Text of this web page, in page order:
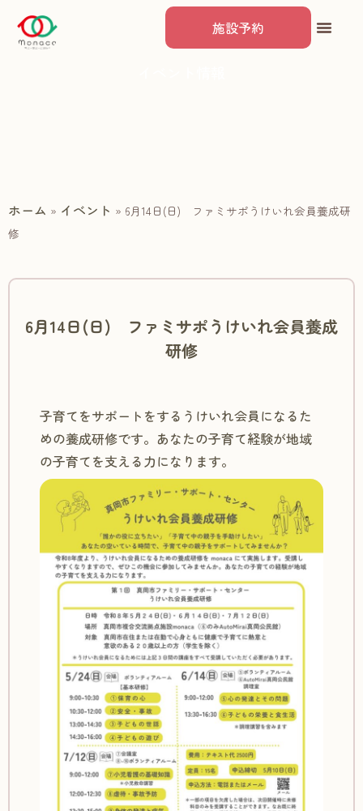
施設予約
ホーム » イベント » 6月14日(日) ファミサポうけいれ会員養成研
修
6月14日(日) ファミサポうけいれ会員養成
研修
子育てをサポートをするうけいれ会員になるた
めの養成研修です。あなたの子育て経験が地域
の子育てを支える力になります。